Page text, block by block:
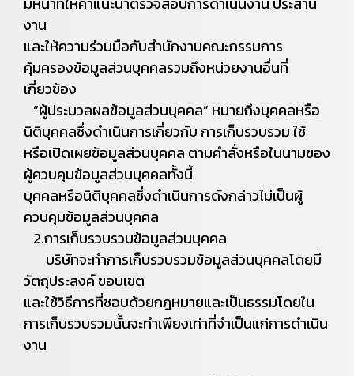
งาน
และให้ความร่วมมือกับสำนักงานคณะกรรมการ
คุ้มครองข้อมูลส่วนบุคคลรวมถึงหน่วยงานอื่นที่
เกี่ยวข้อง
“ผู้ประมวลผลข้อมูลส่วนบุคคล” หมายถึงบุคคลหรือ
นิติบุคคลซึ่งดำเนินการเกี่ยวกับ การเก็บรวบรวม ใช้
หรือเปิดเผยข้อมูลส่วนบุคคล ตามคำสั่งหรือในนามของ
ผู้ควบคุมข้อมูลส่วนบุคคลทั้งนี้
บุคคลหรือนิติบุคคลซึ่งดำเนินการดังกล่าวไม่เป็นผู้
ควบคุมข้อมูลส่วนบุคคล
2.การเก็บรวบรวมข้อมูลส่วนบุคคล
บริษัทจะทำการเก็บรวบรวมข้อมูลส่วนบุคคลโดยมี
วัตถุประสงค์ ขอบเขต
และใช้วิธีการที่ชอบด้วยกฎหมายและเป็นธรรมโดยใน
การเก็บรวบรวมนั้นจะทำเพียงเท่าที่จำเป็นแก่การดำเนิน
งาน